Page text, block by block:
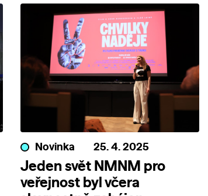
Novinka 25. 4. 2025
Jeden svět NMNM pro
veřejnost byl včera